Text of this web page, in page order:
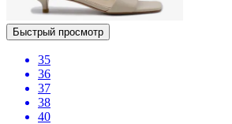
Быстрый просмотр
35
36
37
38
40